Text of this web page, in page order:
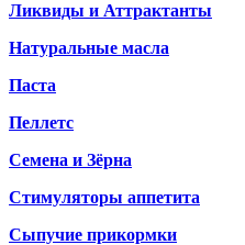
Ликвиды и Аттрактанты
Натуральные масла
Паста
Пеллетс
Семена и Зёрна
Стимуляторы аппетита
Сыпучие прикормки